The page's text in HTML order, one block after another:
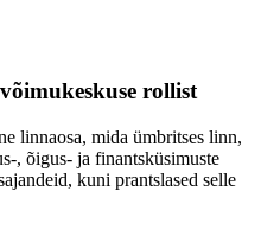
rollist
linnaosa, mida ümbritses linn,
, õigus- ja finantsküsimuste
kuni prantslased selle